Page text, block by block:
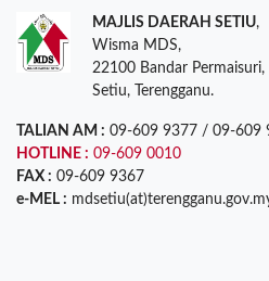
MAJLIS DAERAH SETIU,
Wisma MDS,
22100 Bandar Permaisuri,
Setiu, Terengganu.
TALIAN AM : 09-609 9377 / 09-609
HOTLINE : 09-609 0010
FAX : 09-609 9367
e-MEL :